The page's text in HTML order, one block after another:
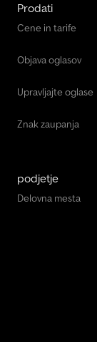
Prodati
Cene in tarife
Objava oglasov
Upravljajte oglase
Znak zaupanja
podjetje
Delovna mesta